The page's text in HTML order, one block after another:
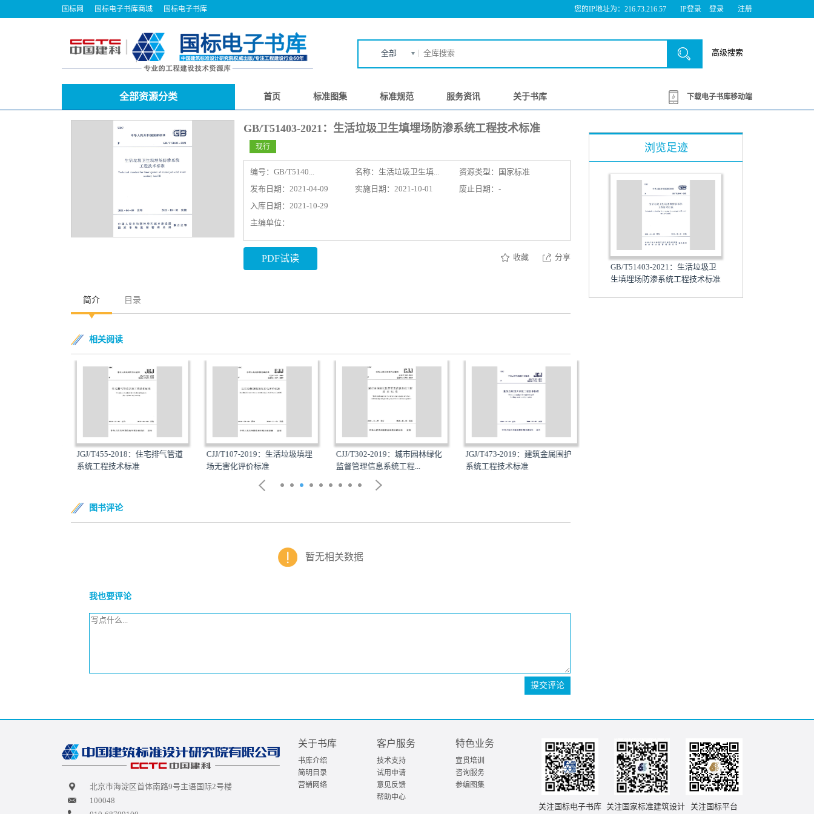
国标网 国标电子书库商城 国标电子书库 您的IP地址为：216.73.216.57 IP登录 登录 注册
全部 高级搜索
全部资源分类 首页 标准图集 标准规范 服务资讯 关于书库 下载电子书库移动端
GB/T51403-2021：生活垃圾卫生填埋场防渗系统工程技术标准
现行
编号： GB/T5140... 名称： 生活垃圾卫生填...
资源类型：国家标准
发布日期：2021-04-09
实施日期：2021-10-01
废止日期：-
入库日期：2021-10-29
主编单位：
PDF试读 收藏 分享
简介 目录
相关阅读
JGJ/T455-2018：住宅排气管道
系统工程技术标准
CJJ/T107-2019：生活垃圾填埋
场无害化评价标准
CJJ/T302-2019：城市园林绿化
监督管理信息系统工程...
JGJ/T473-2019：建筑金属围护
系统工程技术标准
图书评论
暂无相关数据
我也要评论
提交评论
浏览足迹
GB/T51403-2021：生活垃圾卫
生填埋场防渗系统工程技术标准
北京市海淀区首体南路9号主语国际2号楼
100048
关于书库
书库介绍
简明目录
营销网络
客户服务
技术支持
试用申请
意见反馈
帮助中心
特色业务
宣贯培训
咨询服务
参编图集
关注国标电子书库 关注国家标准建筑设计 关注国标平台